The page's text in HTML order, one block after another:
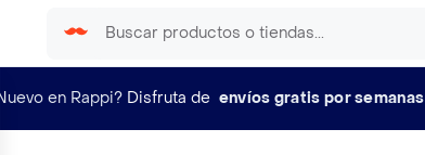
en Rappi? Disfruta de envíos gratis por semanas